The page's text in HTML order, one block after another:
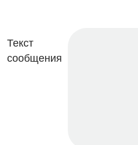
Текст
сообщения